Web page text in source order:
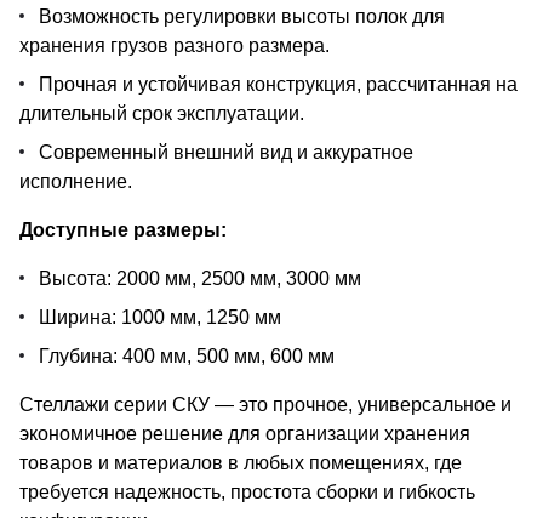
Возможность регулировки высоты полок для
хранения грузов разного размера.
Прочная и устойчивая конструкция, рассчитанная на
длительный срок эксплуатации.
Современный внешний вид и аккуратное
исполнение.
Доступные размеры:
Высота: 2000 мм, 2500 мм, 3000 мм
Ширина: 1000 мм, 1250 мм
Глубина: 400 мм, 500 мм, 600 мм
Стеллажи серии СКУ — это прочное, универсальное и
экономичное решение для организации хранения
товаров и материалов в любых помещениях, где
требуется надежность, простота сборки и гибкость